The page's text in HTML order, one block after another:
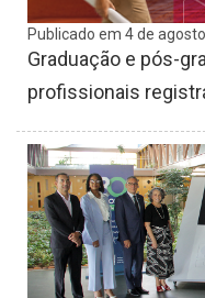
Publicado em 4 de
Graduação e pós-
profissionais